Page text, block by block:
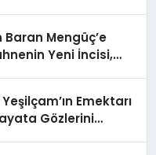
Baran Mengüç’e
Yeni İncisi,
Yeşilçam’ın Emektarı
Gözlerini